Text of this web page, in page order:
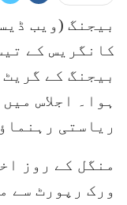
بیجنگ (ویب
کانگریس کے
بیجنگ کے
ہوا۔ اجلاس
ریاستی
منگل کے روز
ورک رپورٹ سے